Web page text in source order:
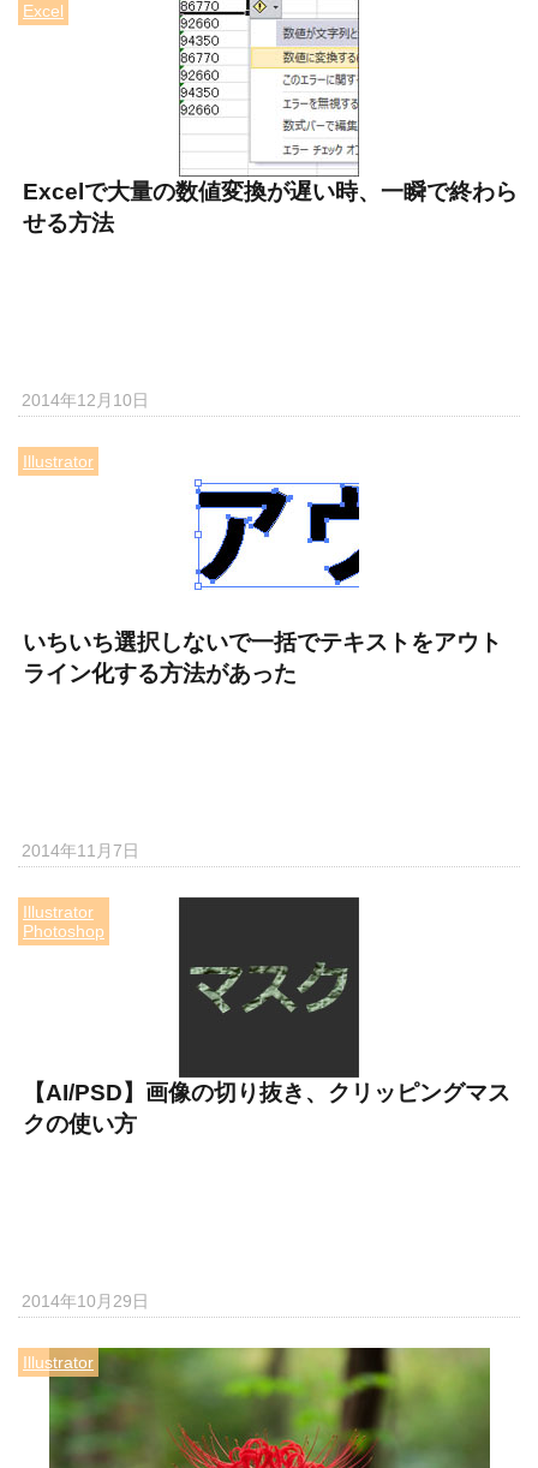
Excel
Excelで大量の数値変換が遅い時、一瞬で終わら
せる方法
2014年12月10日
Illustrator
いちいち選択しないで一括でテキストをアウト
ライン化する方法があった
2014年11月7日
Illustrator
Photoshop
【AI/PSD】画像の切り抜き、クリッピングマス
クの使い方
2014年10月29日
Illustrator